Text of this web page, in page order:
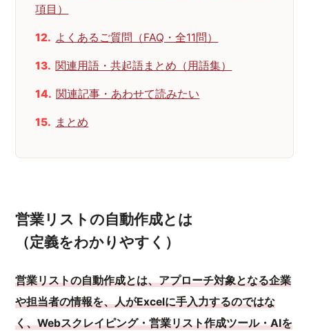
項目）
よくあるご質問（FAQ・全11問）
関連用語・共起語まとめ（用語集）
関連記事・あわせて読みたい
まとめ
営業リストの自動作成とは
（定義をわかりやすく）
営業リストの自動作成とは、アプローチ対象となる企業
や担当者の情報を、人がExcelに手入力するのではな
く、Webスクレイピング・営業リスト作成ツール・AIを